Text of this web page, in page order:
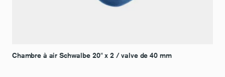
Chambre à air Schwalbe 20″ x 2 / valve de 40 mm